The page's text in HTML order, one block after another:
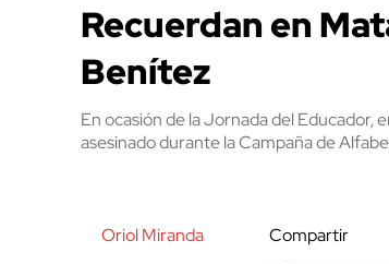
Recuerdan en
Benítez
En ocasión de la Jornada del
asesinado durante la Campaña de
Oriol Miranda
Compartir